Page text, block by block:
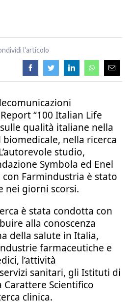
l'articolo
“100 Italian Life
sulle qualità italiane nella
nella ricerca
studio,
Symbola ed Enel
Farmindustria è stato
nei giorni scorsi.
è stata condotta con
alla conoscenza
della salute in Italia,
farmaceutiche e
l’attività
sanitari, gli Istituti di
Carattere Scientifico
clinica.